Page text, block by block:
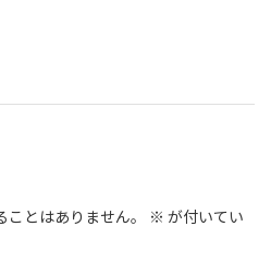
とはありません。 ※ が付いてい